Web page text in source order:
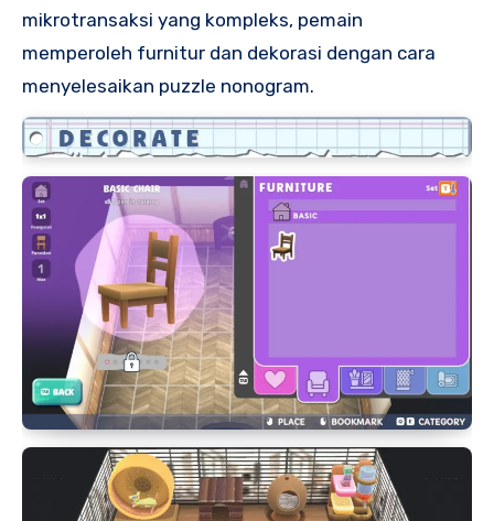
mikrotransaksi yang kompleks, pemain
memperoleh furnitur dan dekorasi dengan cara
menyelesaikan puzzle nonogram.